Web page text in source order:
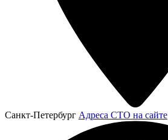
Санкт-Петербург Адреса СТО на сайте